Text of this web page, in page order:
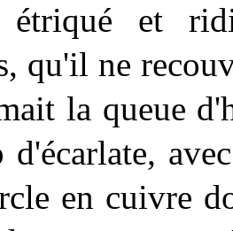
étriqué et
qu'il ne
la queue
d'écarlate,
en cuivre